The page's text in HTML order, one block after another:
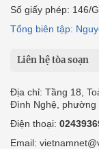
Số giấy phép: 146/
Tổng biên tập:
Liên hệ tòa soạn
Địa chỉ: Tầng 18,
Đình Nghệ, phường
Điện thoại:
Email: